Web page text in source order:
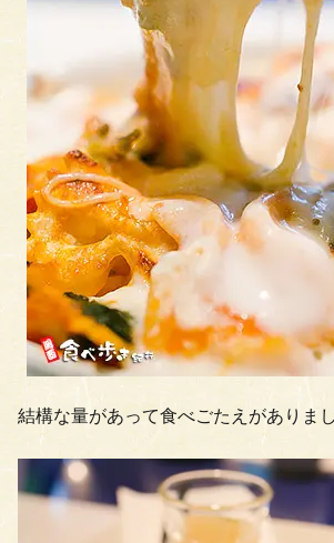
結構な量があって食べごたえがありまし